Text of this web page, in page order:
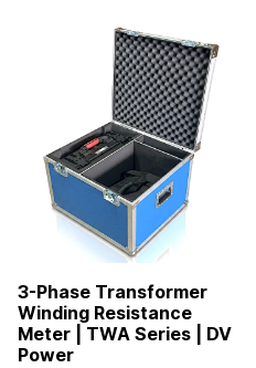
3-Phase Transformer
Winding Resistance
Meter | TWA Series | DV
Power